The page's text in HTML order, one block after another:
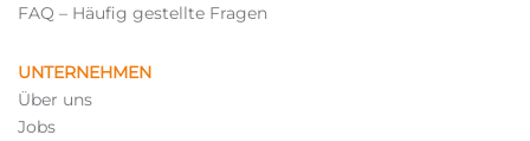
FAQ – Häufig gestellte Fragen
UNTERNEHMEN
Über uns
Jobs